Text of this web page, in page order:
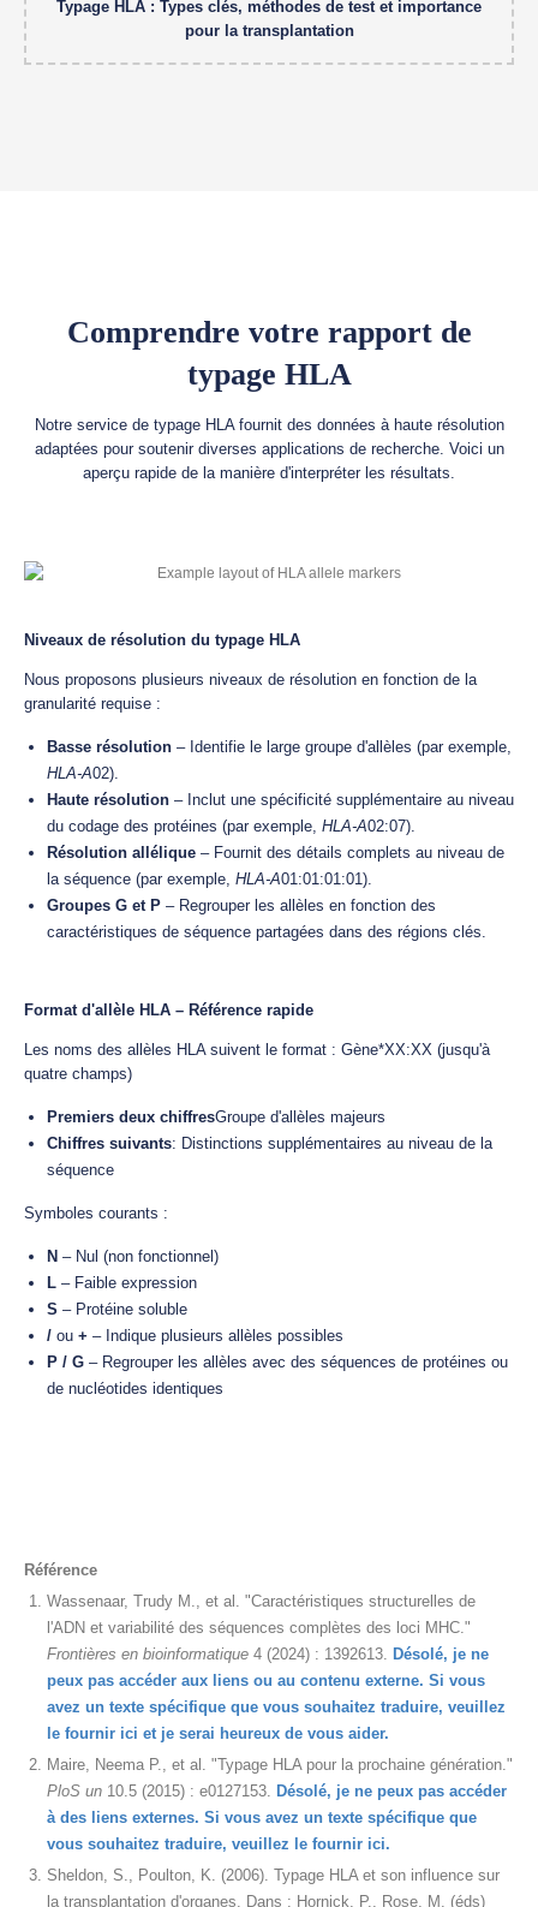
Typage HLA : Types clés, méthodes de test et importance
pour la transplantation
Comprendre votre rapport de
typage HLA
Notre service de typage HLA fournit des données à haute résolution
adaptées pour soutenir diverses applications de recherche. Voici un
aperçu rapide de la manière d'interpréter les résultats.
Niveaux de résolution du typage HLA
Nous proposons plusieurs niveaux de résolution en fonction de la
granularité requise :
Basse résolution – Identifie le large groupe d'allèles (par exemple,
HLA-A02).
Haute résolution – Inclut une spécificité supplémentaire au niveau
du codage des protéines (par exemple, HLA-A02:07).
Résolution allélique – Fournit des détails complets au niveau de
la séquence (par exemple, HLA-A01:01:01:01).
Groupes G et P – Regrouper les allèles en fonction des
caractéristiques de séquence partagées dans des régions clés.
Format d'allèle HLA – Référence rapide
Les noms des allèles HLA suivent le format : Gène*XX:XX (jusqu'à
quatre champs)
Premiers deux chiffresGroupe d'allèles majeurs
Chiffres suivants: Distinctions supplémentaires au niveau de la
séquence
Symboles courants :
N – Nul (non fonctionnel)
L – Faible expression
S – Protéine soluble
/ ou + – Indique plusieurs allèles possibles
P / G – Regrouper les allèles avec des séquences de protéines ou
de nucléotides identiques
Référence
Wassenaar, Trudy M., et al. "Caractéristiques structurelles de
l'ADN et variabilité des séquences complètes des loci MHC."
Frontières en bioinformatique 4 (2024) : 1392613. Désolé, je ne
peux pas accéder aux liens ou au contenu externe. Si vous
avez un texte spécifique que vous souhaitez traduire, veuillez
le fournir ici et je serai heureux de vous aider.
Maire, Neema P., et al. "Typage HLA pour la prochaine génération."
PloS un 10.5 (2015) : e0127153. Désolé, je ne peux pas accéder
à des liens externes. Si vous avez un texte spécifique que
vous souhaitez traduire, veuillez le fournir ici.
Sheldon, S., Poulton, K. (2006). Typage HLA et son influence sur
la transplantation d'organes. Dans : Hornick, P., Rose, M. (éds)